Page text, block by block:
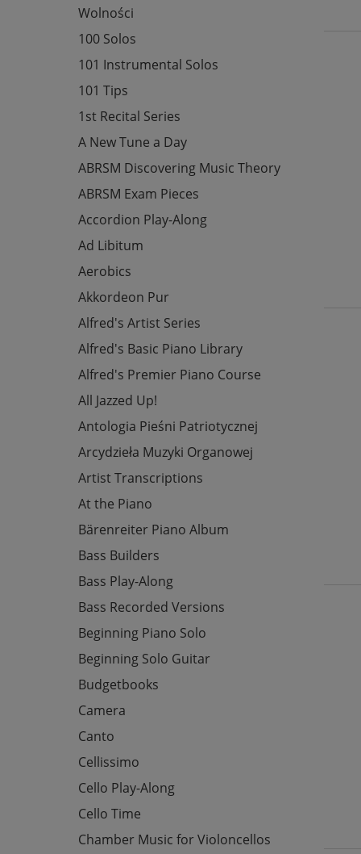
Wolności
100 Solos
101 Instrumental Solos
101 Tips
1st Recital Series
A New Tune a Day
ABRSM Discovering Music Theory
ABRSM Exam Pieces
Accordion Play-Along
Ad Libitum
Aerobics
Akkordeon Pur
Alfred's Artist Series
Alfred's Basic Piano Library
Alfred's Premier Piano Course
All Jazzed Up!
Antologia Pieśni Patriotycznej
Arcydzieła Muzyki Organowej
Artist Transcriptions
At the Piano
Bärenreiter Piano Album
Bass Builders
Bass Play-Along
Bass Recorded Versions
Beginning Piano Solo
Beginning Solo Guitar
Budgetbooks
Camera
Canto
Cellissimo
Cello Play-Along
Cello Time
Chamber Music for Violoncellos